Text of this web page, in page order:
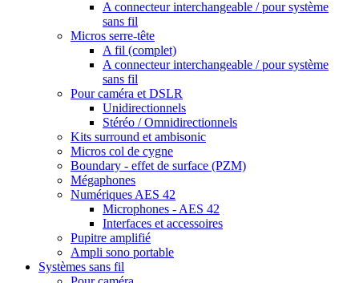
A connecteur interchangeable / pour système
sans fil
Micros serre-tête
A fil (complet)
A connecteur interchangeable / pour système
sans fil
Pour caméra et DSLR
Unidirectionnels
Stéréo / Omnidirectionnels
Kits surround et ambisonic
Micros col de cygne
Boundary - effet de surface (PZM)
Mégaphones
Numériques AES 42
Microphones - AES 42
Interfaces et accessoires
Pupitre amplifié
Ampli sono portable
Systèmes sans fil